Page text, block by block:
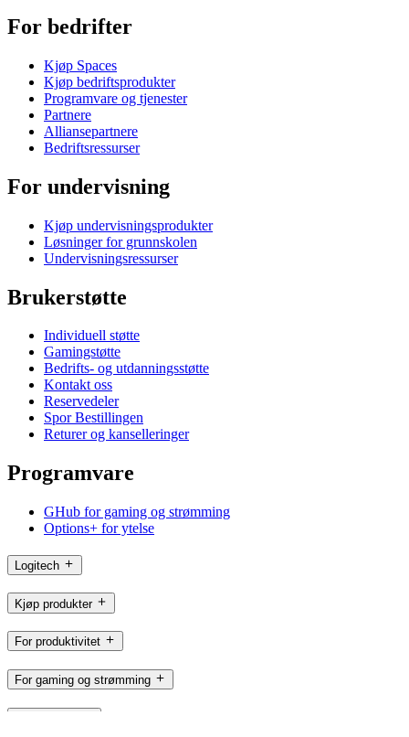
For bedrifter
Kjøp Spaces
Kjøp bedriftsprodukter
Programvare og tjenester
Partnere
Alliansepartnere
Bedriftsressurser
For undervisning
Kjøp undervisningsprodukter
Løsninger for grunnskolen
Undervisningsressurser
Brukerstøtte
Individuell støtte
Gamingstøtte
Bedrifts- og utdanningsstøtte
Kontakt oss
Reservedeler
Spor Bestillingen
Returer og kanselleringer
Programvare
GHub for gaming og strømming
Options+ for ytelse
Logitech
Kjøp produkter
For produktivitet
For gaming og strømming